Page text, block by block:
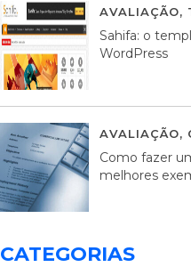
AVALIAÇÃO,
Sahifa: o
WordPress
AVALIAÇÃO,
Como fazer
melhores
CATEGORIAS